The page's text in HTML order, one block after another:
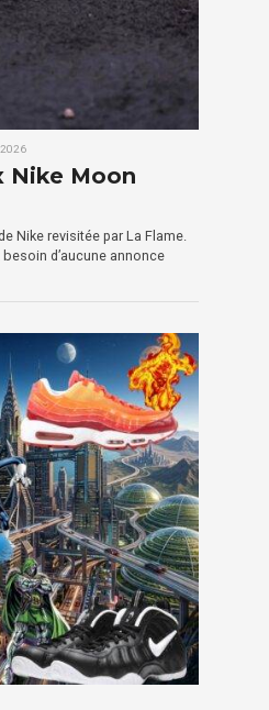
Nike Moon
Nike revisitée par La Flame.
d’aucune annonce